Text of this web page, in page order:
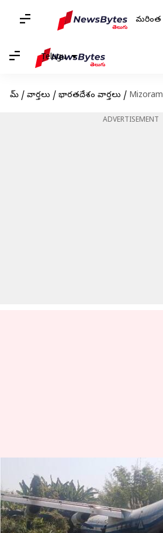
మరింత
Telugu
హోమ్ / వార్తలు / భారతదేశం వార్తలు / Mizoram:
ADVERTISEMENT
Mizoram:
ప్రమాదం.. ఎనిమిది
వ్రాసిన వారు Sirish Praharaju Jan 23, 2024